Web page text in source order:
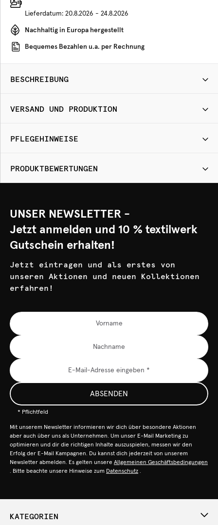
Lieferdatum: 20.8.2026 - 24.8.2026
Nachhaltig in Europa hergestellt
Bequemes Bezahlen u.a. per Rechnung
BESCHREIBUNG
VERSAND UND PRODUKTION
PFLEGEHINWEISE
PRODUKTBEWERTUNGEN
UNSER NEWSLETTER -
Jetzt anmelden und 10 % textilwerk
Gutschein erhalten!
Jetzt eintragen und als erstes von
unseren Aktionen und neuen Kollektionen
erfahren!
ABSENDEN
* Pflichtfeld
Mit unserem Newsletter informieren wir dich über besondere Aktionen
aber auch über uns als Unternehmen. Um unser E-Mail Marketing zu
optimieren und dir die richtigen Inhalte auszuspielen, messen wir den
Erfolg der E-Mail Kampagnen. Du kannst dich jederzeit von unserem
Newsletter abmelden. Es gelten unsere Allgemeinen Geschäftsbedingungen
. Bitte beachte unsere Hinweise zum Datenschutz .
KATEGORIEN